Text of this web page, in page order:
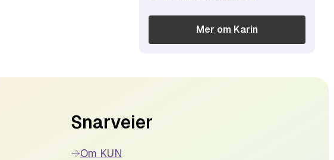
Mer om Karin
Snarveier
Om KUN